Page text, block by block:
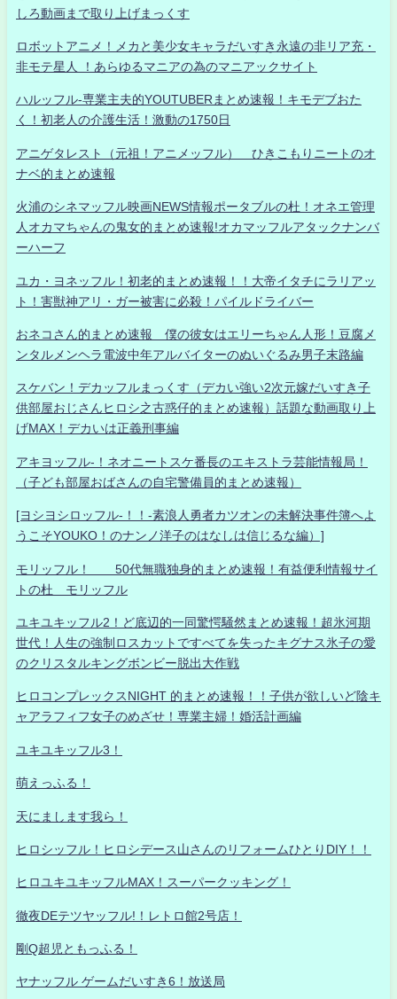
しろ動画まで取り上げまっくす
ロボットアニメ！メカと美少女キャラだいすき永遠の非リア充・
非モテ星人 ！あらゆるマニアの為のマニアックサイト
ハルッフル-専業主夫的YOUTUBERまとめ速報！キモデブおた
く！初老人の介護生活！激動の1750日
アニゲタレスト（元祖！アニメッフル） ひきこもりニートのオ
ナベ的まとめ速報
火浦のシネマッフル映画NEWS情報ポータブルの杜！オネエ管理
人オカマちゃんの鬼女的まとめ速報!オカマッフルアタックナンバ
ーハーフ
ユカ・ヨネッフル！初老的まとめ速報！！大帝イタチにラリアッ
ト！害獣神アリ・ガー被害に必殺！パイルドライバー
おネコさん的まとめ速報 僕の彼女はエリーちゃん人形！豆腐メ
ンタルメンヘラ電波中年アルバイターのぬいぐるみ男子末路編
スケバン！デカッフルまっくす（デカい強い2次元嫁だいすき子
供部屋おじさんヒロシ之古惑仔的まとめ速報）話題な動画取り上
げMAX！デカいは正義刑事編
アキヨッフル-！ネオニートスケ番長のエキストラ芸能情報局！
（子ども部屋おばさんの自宅警備員的まとめ速報）
[ヨシヨシロッフル-！！-素浪人勇者カツオンの未解決事件簿へよ
うこそYOUKO！のナンノ洋子のはなしは信じるな編）]
モリッフル！ 50代無職独身的まとめ速報！有益便利情報サイ
トの杜 モリッフル
ユキユキッフル2！ど底辺的一同驚愕騒然まとめ速報！超氷河期
世代！人生の強制ロスカットですべてを失ったキグナス氷子の愛
のクリスタルキングボンビー脱出大作戦
ヒロコンプレックスNIGHT 的まとめ速報！！子供が欲しいど陰キ
ャアラフィフ女子のめざせ！専業主婦！婚活計画編
ユキユキッフル3！
萌えっふる！
天にまします我ら！
ヒロシッフル！ヒロシデース山さんのリフォームひとりDIY！！
ヒロユキユキッフルMAX！スーパークッキング！
徹夜DEテツヤッフル!！レトロ館2号店！
剛Q超児ともっふる！
ヤナッフル ゲームだいすき6！放送局